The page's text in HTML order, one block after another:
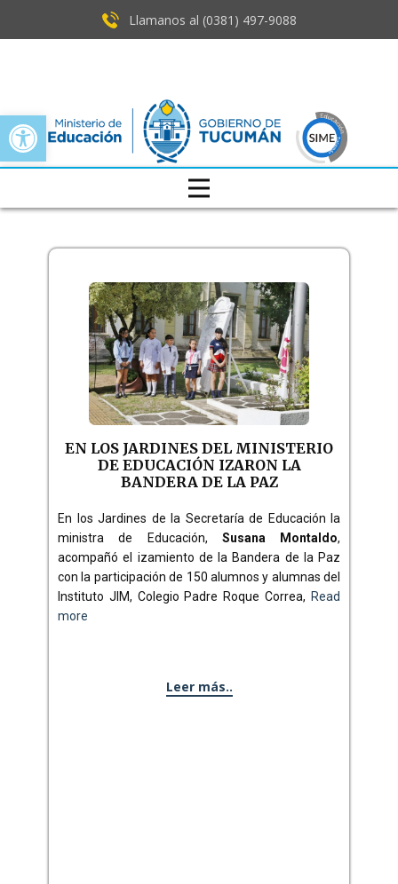
Open toolbar
Llamanos al (0381) ​497-9088
EN LOS JARDINES DEL MINISTERIO
DE EDUCACIÓN IZARON LA
BANDERA DE LA PAZ
En los Jardines de la Secretaría de Educación la
ministra de Educación, Susana Montaldo,
acompañó el izamiento de la Bandera de la Paz
con la participación de 150 alumnos y alumnas del
Instituto JIM, Colegio Padre Roque Correa, Read
more
Leer más..